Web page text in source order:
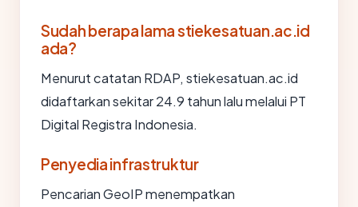
Sudah berapa lama stiekesatuan.ac.id
ada?
Menurut catatan RDAP, stiekesatuan.ac.id
didaftarkan sekitar 24.9 tahun lalu melalui PT
Digital Registra Indonesia.
Penyedia infrastruktur
Pencarian GeoIP menempatkan